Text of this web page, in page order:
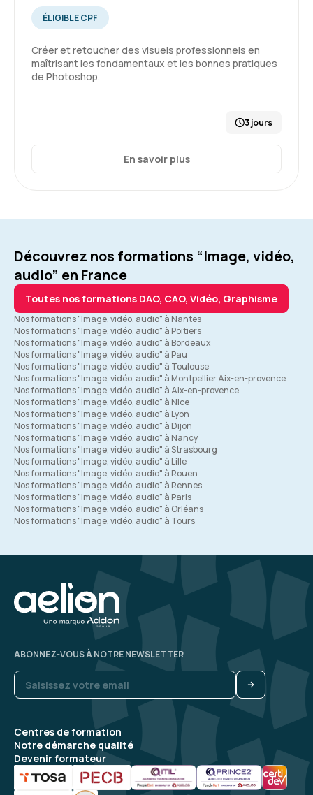
ÉLIGIBLE CPF
Créer et retoucher des visuels professionnels en
maîtrisant les fondamentaux et les bonnes pratiques
de Photoshop.
3 jours
En savoir plus
Découvrez nos formations “Image, vidéo,
audio” en France
Toutes nos formations DAO, CAO, Vidéo, Graphisme
Nos formations "Image, vidéo, audio" à Nantes
Nos formations "Image, vidéo, audio" à Poitiers
Nos formations "Image, vidéo, audio" à Bordeaux
Nos formations "Image, vidéo, audio" à Pau
Nos formations "Image, vidéo, audio" à Toulouse
Nos formations "Image, vidéo, audio" à Montpellier Aix-en-provence
Nos formations "Image, vidéo, audio" à Aix-en-provence
Nos formations "Image, vidéo, audio" à Nice
Nos formations "Image, vidéo, audio" à Lyon
Nos formations "Image, vidéo, audio" à Dijon
Nos formations "Image, vidéo, audio" à Nancy
Nos formations "Image, vidéo, audio" à Strasbourg
Nos formations "Image, vidéo, audio" à Lille
Nos formations "Image, vidéo, audio" à Rouen
Nos formations "Image, vidéo, audio" à Rennes
Nos formations "Image, vidéo, audio" à Paris
Nos formations "Image, vidéo, audio" à Orléans
Nos formations "Image, vidéo, audio" à Tours
Centres de formation
Notre démarche qualité
Devenir formateur
ABONNEZ-VOUS À NOTRE NEWSLETTER